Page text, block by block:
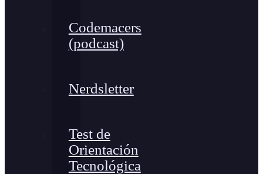
Codemacers
(podcast)
Nerdsletter
Test de
Orientación
Tecnológica